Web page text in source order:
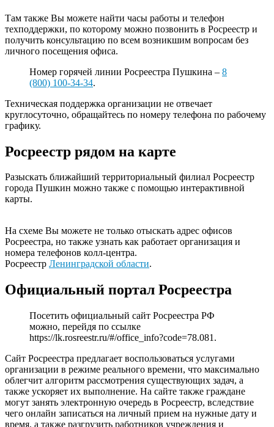
Там также Вы можете найти часы работы и телефон
техподдержки, по которому можно позвонить в Росреестр и
получить консультацию по всем возникшим вопросам без
личного посещения офиса.
Номер горячей линии Росреестра Пушкина – 8
(800) 100-34-34.
Техническая поддержка организации не отвечает
круглосуточно, обращайтесь по номеру телефона по рабочему
графику.
Росреестр рядом на карте
Разыскать ближайший территориальный филиал Росреестр
города Пушкин можно также с помощью интерактивной
карты.
На схеме Вы можете не только отыскать адрес офисов
Росреестра, но также узнать как работает организация и
номера телефонов колл-центра.
Росреестр Ленинградской области.
Официальный портал Росреестра
Посетить официальный сайт Росреестра РФ
можно, перейдя по ссылке
https://lk.rosreestr.ru/#/office_info?code=78.081 .
Сайт Росреестра предлагает воспользоваться услугами
организации в режиме реального времени, что максимально
облегчит алгоритм рассмотрения существующих задач, а
также ускоряет их выполнение. На сайте также граждане
могут занять электронную очередь в Росреестр, вследствие
чего онлайн записаться на личный прием на нужные дату и
время, а также разгрузить работников учреждения и